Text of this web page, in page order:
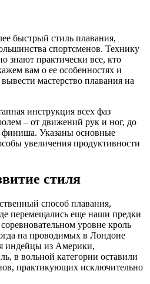
быстрый стиль плавания,
спортсменов. Технику
знают практически все, кто
вам о ее особенностях и
мастерство плавания на
инструкция всех фаз
– от движений рук и ног, до
финиша. Указаны основные
увеличения продуктивности
стиля
способ плавания,
перемещались еще наши предки
уровне кроль
на проводимых в Лондоне
индейцы из Америки,
в вольной категории оставили
практикующих исключительно